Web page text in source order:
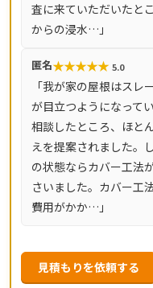
査に来ていただいたと
からの浸水…」
匿名★★★★★ 5.0
「我が家の屋根はス
が目立つようになって
相談したところ、ほと
えを提案されました。
の状態ならカバー工法
さいました。カバー工
費用がかか…」
見積もりを依頼する